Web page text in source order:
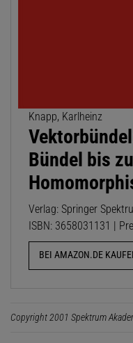
Knapp, Karlheinz
Bündel bis
Verlag: Springer
ISBN: 3658031131 |
BEI AMAZON.DE
Copyright 2001 Spektrum